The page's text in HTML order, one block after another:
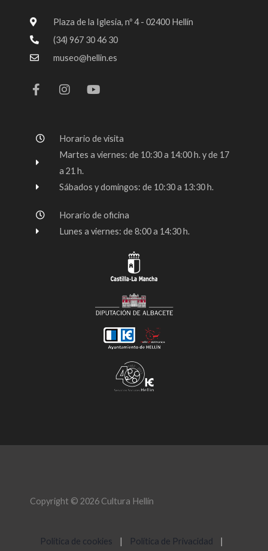
Plaza de la Iglesia, nº 4 - 02400 Hellín
(34) 967 30 46 30
museo@hellin.es
a
c
o
o
-
n
s
r
a
m
o
u
e
Horario de visita
Martes a viernes: de 10:30 a 14:00 h. y de 17
a 21 h.
Sábados y domingos: de 10:30 a 13:30 h.
Horario de oficina
Lunes a viernes: de 8:00 a 14:30 h.
Copyright © 2026 Cultura Hellín
Política de cookies | Política de Privacidad
|